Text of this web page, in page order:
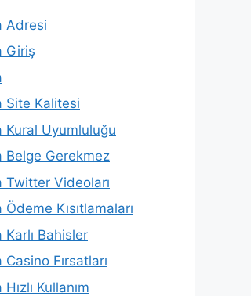
Adresi
Giriş
Site Kalitesi
Kural Uyumluluğu
Belge Gerekmez
Twitter Videoları
Kısıtlamaları
Bahisler
Fırsatları
Kullanım